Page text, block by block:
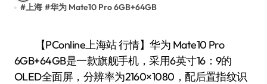
#上海 #华为 Mate10 Pro 6GB+64GB
【PConline上海站 行情】华为 Mate10 Pro
6GB+64GB是一款旗舰手机，采用6英寸16：9的
OLED全面屏，分辨率为2160×1080，配后置指纹识